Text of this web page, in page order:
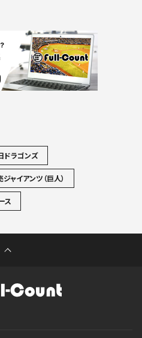
ドラゴンズ
ャイアンツ（巨人）
ス